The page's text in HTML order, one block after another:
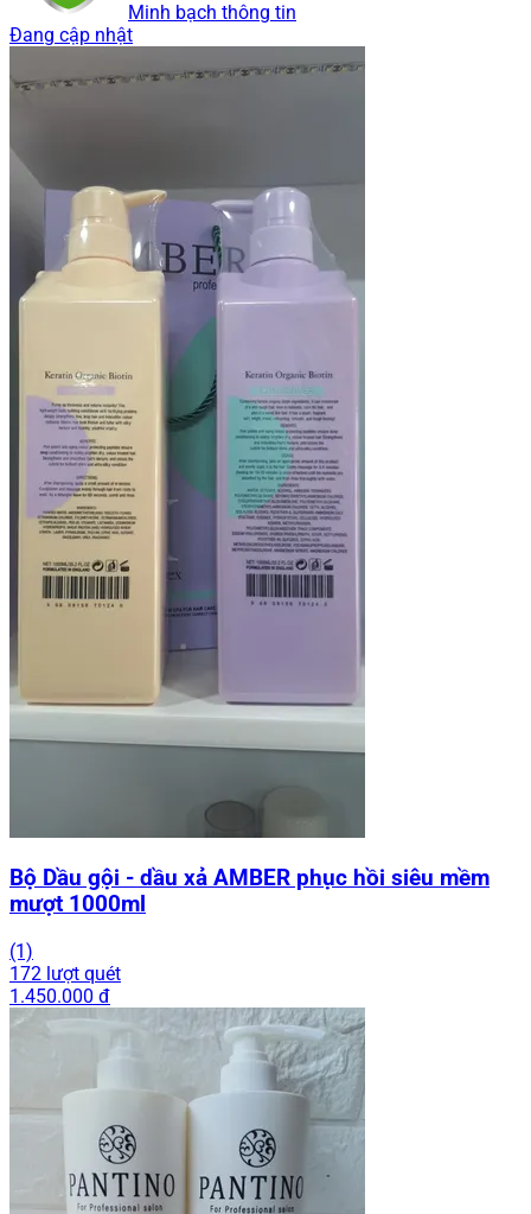
Minh bạch thông tin
Đang cập nhật
Bộ Dầu gội - dầu xả AMBER phục hồi siêu mềm
mượt 1000ml
(1)
172 lượt quét
1.450.000 đ